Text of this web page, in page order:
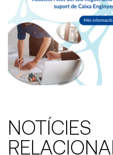
NOTÍCIES